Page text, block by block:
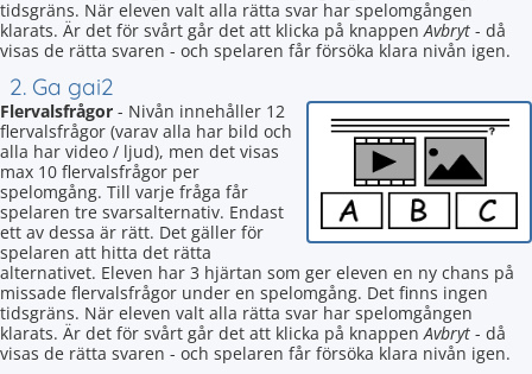
tidsgräns. När eleven valt alla rätta svar har spelomgången
klarats. Är det för svårt går det att klicka på knappenAvbryt - då
visas de rätta svaren - och spelaren får försöka klara nivån igen.
2. Ga gai2
Flervalsfrågor - Nivån innehåller 12
flervalsfrågor (varav alla har bild och
alla har video / ljud), men det visas
max 10 flervalsfrågor per
spelomgång. Till varje fråga får
spelaren tre svarsalternativ. Endast
ett av dessa är rätt. Det gäller för
spelaren att hitta det rätta
alternativet. Eleven har 3 hjärtan som ger eleven en ny chans på
missade flervalsfrågor under en spelomgång. Det finns ingen
tidsgräns. När eleven valt alla rätta svar har spelomgången
klarats. Är det för svårt går det att klicka på knappenAvbryt - då
visas de rätta svaren - och spelaren får försöka klara nivån igen.